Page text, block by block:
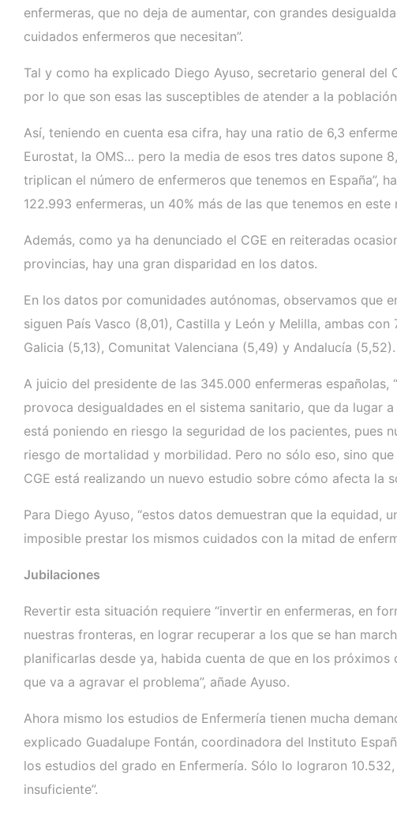
enfermeras, que no deja de aumentar, con grandes
cuidados enfermeros que necesitan”.
Tal y como ha explicado Diego Ayuso, secretario general
por lo que son esas las susceptibles de atender a la
Así, teniendo en cuenta esa cifra, hay una ratio de 6,3
Eurostat, la OMS… pero la media de esos tres datos supone
triplican el número de enfermeros que tenemos en España”,
122.993 enfermeras, un 40% más de las que tenemos en
Además, como ya ha denunciado el CGE en reiteradas
provincias, hay una gran disparidad en los datos.
En los datos por comunidades autónomas, observamos que
siguen País Vasco (8,01), Castilla y León y Melilla, ambas
Galicia (5,13), Comunitat Valenciana (5,49) y Andalucía (5,52).
A juicio del presidente de las 345.000 enfermeras
provoca desigualdades en el sistema sanitario, que da lugar
está poniendo en riesgo la seguridad de los pacientes, pues
riesgo de mortalidad y morbilidad. Pero no sólo eso, sino
CGE está realizando un nuevo estudio sobre cómo afecta la
Para Diego Ayuso, “estos datos demuestran que la equidad,
imposible prestar los mismos cuidados con la mitad de
Jubilaciones
Revertir esta situación requiere “invertir en enfermeras, en
nuestras fronteras, en lograr recuperar a los que se han
planificarlas desde ya, habida cuenta de que en los
que va a agravar el problema”, añade Ayuso.
Ahora mismo los estudios de Enfermería tienen mucha
explicado Guadalupe Fontán, coordinadora del Instituto
los estudios del grado en Enfermería. Sólo lo lograron
insuficiente”.